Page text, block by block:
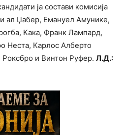
ја состави комисија
ал Џабер, Емануел Амунике,
Кака, Франк Лампард,
Неста, Карлос Алберто
и Винтон Руфер. Л.Д.: